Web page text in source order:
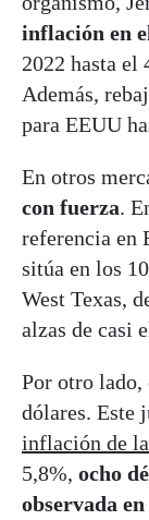
inflación en
2022 hasta el
Además,
para EEUU
En otros
con fuerza.
referencia en
sitúa en los
West Texas,
alzas de casi
Por otro lado,
dólares. Este
inflación de
5,8%, ocho
observada